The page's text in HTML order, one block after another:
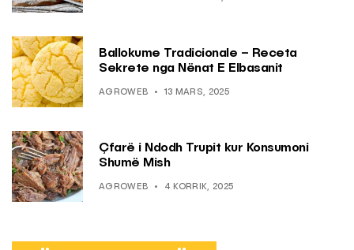
Ballokume Tradicionale – Receta
Sekrete nga Nënat E Elbasanit
AGROWEB 13 MARS, 2025
Çfarë i Ndodh Trupit kur Konsumoni
Shumë Mish
AGROWEB 4 KORRIK, 2025